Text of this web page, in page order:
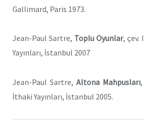
Gallimard, Paris 1973.
Jean-Paul Sartre, Toplu Oyunlar, çev.
Yayınları, İstanbul 2007
Jean-Paul Sartre,Altona Mahpusları
İthaki Yayınları, İstanbul 2005.